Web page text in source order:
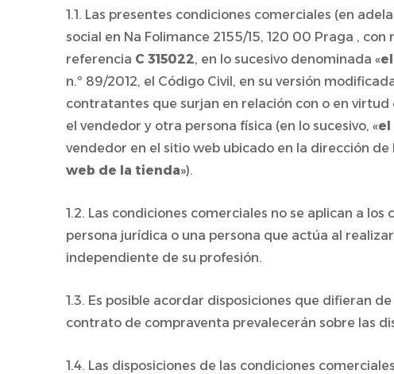
1.1. Las presentes condiciones comerciales (en
social en Na Folimance 2155/15, 120 00 Praga ,
referencia C 315022, en lo sucesivo denominada «
n.º 89/2012, el Código Civil, en su versión
contratantes que surjan en relación con o en
el vendedor y otra persona física (en lo sucesivo, «el
vendedor en el sitio web ubicado en la dirección
web de la tienda»).
1.2. Las condiciones comerciales no se aplican a
persona jurídica o una persona que actúa al
independiente de su profesión.
1.3. Es posible acordar disposiciones que difieran
contrato de compraventa prevalecerán sobre las
1.4. Las disposiciones de las condiciones